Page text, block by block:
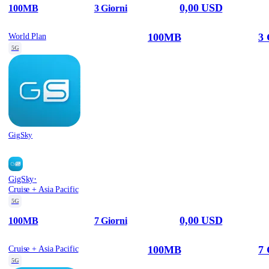
100MB 3 Giorni 0,00 USD
World Plan
5G
GigSky
100MB 3
GigSky·
Cruise + Asia Pacific
5G
100MB 7 Giorni 0,00 USD
Cruise + Asia Pacific
5G
100MB 7